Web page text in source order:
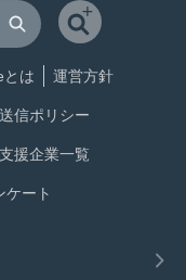
とは 運営方針
信ポリシー
援企業一覧
ケート